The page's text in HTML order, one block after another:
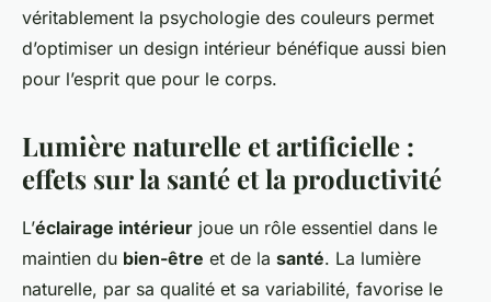
véritablement la psychologie des couleurs permet
d’optimiser un design intérieur bénéfique aussi bien
pour l’esprit que pour le corps.
Lumière naturelle et artificielle :
effets sur la santé et la productivité
L’éclairage intérieur joue un rôle essentiel dans le
maintien du bien-être et de la santé. La lumière
naturelle, par sa qualité et sa variabilité, favorise le